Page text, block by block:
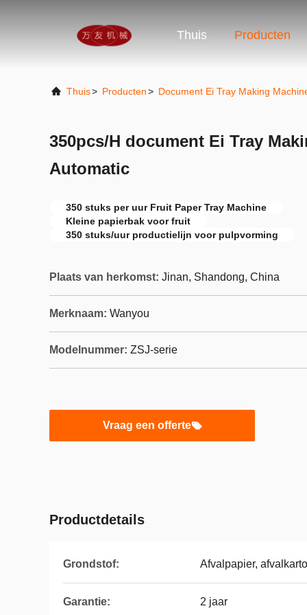
Thuis Producten
Thuis> Producten> Document Ei Tray Making
350pcs/H document Ei Tray
Automatic
350 stuks per uur Fruit Paper Tray Machine
Kleine papierbak voor fruit
350 stuks/uur productielijn voor pulpvorming
Plaats van herkomst: Jinan, Shandong, China
Merknaam: Wanyou
Modelnummer: ZSJ-serie
Vraag een offerte
Productdetails
Grondstof: Afvalpapier,
Garantie: 2 jaar